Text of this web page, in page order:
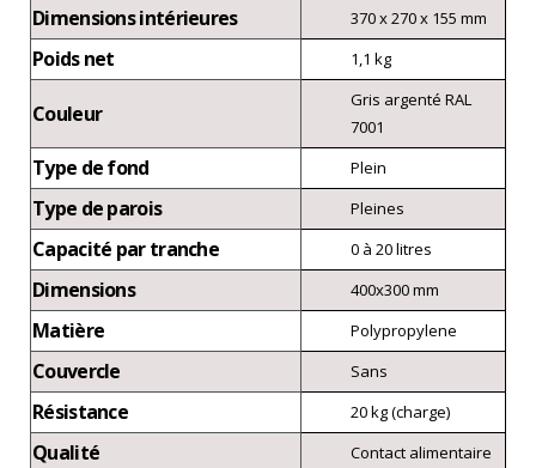
Dimensions intérieures 370 x 270 x 155 mm
Poids net 1,1 kg
Couleur
Gris argenté RAL
7001
Type de fond Plein
Type de parois Pleines
Capacité par tranche 0 à 20 litres
Dimensions 400x300 mm
Matière Polypropylene
Couvercle Sans
Résistance 20 kg (charge)
Qualité Contact alimentaire